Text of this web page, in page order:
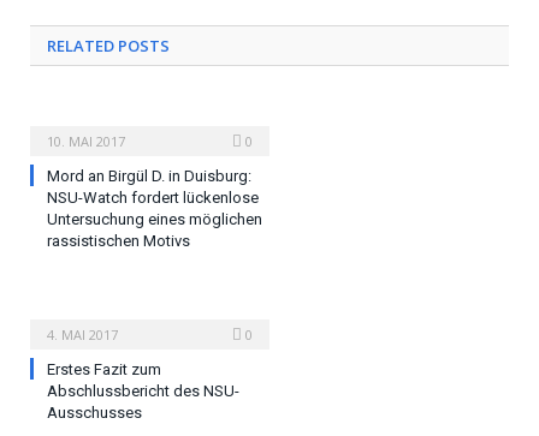
RELATED POSTS
10. MAI 2017
0
Mord an Birgül D. in Duisburg:
NSU-Watch fordert lückenlose
Untersuchung eines möglichen
rassistischen Motivs
4. MAI 2017
0
Erstes Fazit zum
Abschlussbericht des NSU-
Ausschusses